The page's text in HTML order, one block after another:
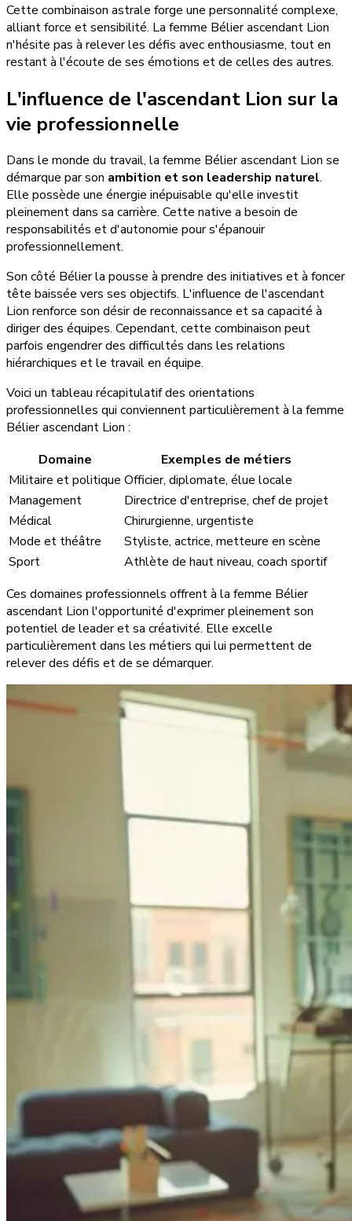
Cette combinaison astrale forge une personnalité complexe,
alliant force et sensibilité. La femme Bélier ascendant Lion
n'hésite pas à relever les défis avec enthousiasme, tout en
restant à l'écoute de ses émotions et de celles des autres.
L'influence de l'ascendant Lion sur la
vie professionnelle
Dans le monde du travail, la femme Bélier ascendant Lion se
démarque par son ambition et son leadership naturel.
Elle possède une énergie inépuisable qu'elle investit
pleinement dans sa carrière. Cette native a besoin de
responsabilités et d'autonomie pour s'épanouir
professionnellement.
Son côté Bélier la pousse à prendre des initiatives et à foncer
tête baissée vers ses objectifs. L'influence de l'ascendant
Lion renforce son désir de reconnaissance et sa capacité à
diriger des équipes. Cependant, cette combinaison peut
parfois engendrer des difficultés dans les relations
hiérarchiques et le travail en équipe.
Voici un tableau récapitulatif des orientations
professionnelles qui conviennent particulièrement à la femme
Bélier ascendant Lion :
Domaine
Exemples de métiers
Militaire et politique Officier, diplomate, élue locale
Management
Directrice d'entreprise, chef de projet
Médical
Chirurgienne, urgentiste
Mode et théâtre
Styliste, actrice, metteure en scène
Sport
Athlète de haut niveau, coach sportif
Ces domaines professionnels offrent à la femme Bélier
ascendant Lion l'opportunité d'exprimer pleinement son
potentiel de leader et sa créativité. Elle excelle
particulièrement dans les métiers qui lui permettent de
relever des défis et de se démarquer.